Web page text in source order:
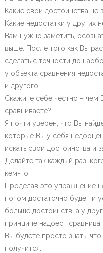
Какие свои достоинства не
Какие недостатки у других
Вам нужно заметить,
выше. После того как Вы
сделать с точности до
у объекта сравнения
и другого.
Скажите себе честно – чем
сравниваете?
Я почти уверен, что Вы
которые Вы у себя
искать свои достоинства и
Делайте так каждый раз,
кем-то.
Проделав это упражнение
потом достаточно будет и
больше достоинств, а у
принципе надоест
Вы будете просто знать,
получится.